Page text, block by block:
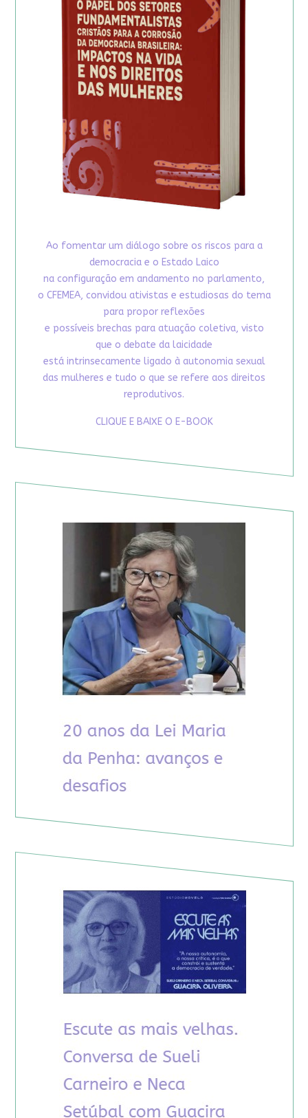
Ao fomentar um diálogo sobre os riscos para a
democracia e o Estado Laico
na configuração em andamento no parlamento,
o CFEMEA, convidou ativistas e estudiosas do tema
para propor reflexões
e possíveis brechas para atuação coletiva, visto
que o debate da laicidade
está intrinsecamente ligado à autonomia sexual
das mulheres e tudo o que se refere aos direitos
reprodutivos.
CLIQUE E BAIXE O E-BOOK